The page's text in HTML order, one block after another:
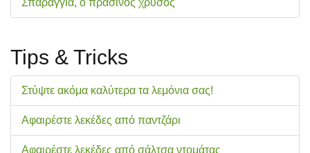
Σπαράγγια, ο πράσινος χρυσός
Tips & Tricks
Στύψτε ακόμα καλύτερα τα λεμόνια σας!
Αφαιρέστε λεκέδες από παντζάρι
Αφαιρέστε λεκέδες από σάλτσα ντομάτας